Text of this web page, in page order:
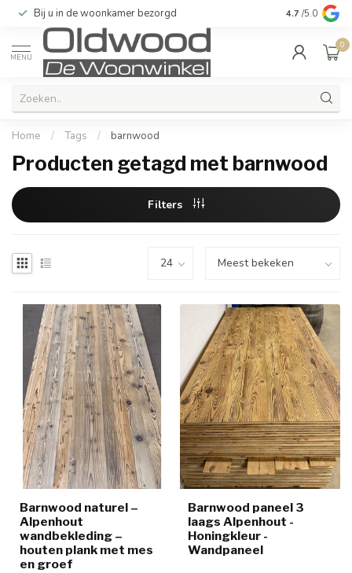
Bij u in de woonkamer bezorgd Kwaliteit &
4.7 /5.0
MENU
0
Home / Tags / barnwood
Producten getagd met barnwood
Filters
Barnwood naturel –
Alpenhout
wandbekleding –
houten plank met mes
en groef
Barnwood paneel 3
laags Alpenhout -
Honingkleur -
Wandpaneel